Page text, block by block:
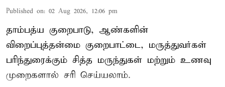
Published on: 02 Aug 2026, 12:06 pm
தாம்பத்ய குறைபாடு, ஆண்களின்
விறைப்புத்தன்மை குறைபாட்டை, மருத்துவர்கள்
பரிந்துரைக்கும் சித்த மருந்துகள் மற்றும் உணவு
முறைகளால் சரி செய்யலாம்.